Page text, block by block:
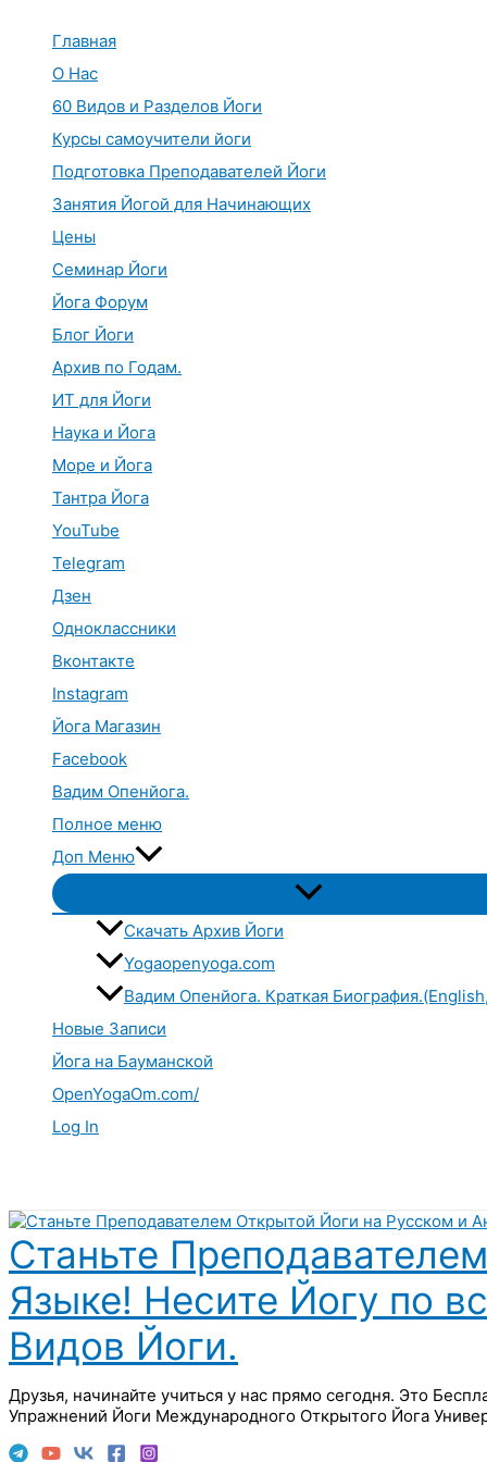
Главная
О Нас
60 Видов и Разделов Йоги
Курсы самоучители йоги
Подготовка Преподавателей Йоги
Занятия Йогой для Начинающих
Цены
Семинар Йоги
Йога Форум
Блог Йоги
Архив по Годам.
ИТ для Йоги
Наука и Йога
Море и Йога
Тантра Йога
YouTube
Telegram
Дзен
Одноклассники
Вконтакте
Instagram
Йога Магазин
Facebook
Вадим Опенйога.
Полное меню
Доп Меню
Переключатель
меню
Скачать Архив Йоги
Yogaopenyoga.com
Вадим Опенйога. Краткая
Новые Записи
Йога на Бауманской
OpenYogaOm.com/
Log In
Станьте
Языке! Несите Йогу по
Видов Йоги.
Друзья, начинайте учиться у нас прямо сегодня. Это
Упражнений Йоги Международного Открытого Йога